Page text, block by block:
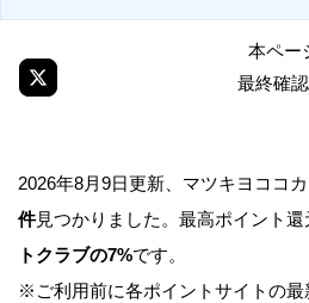
本ペー
最終確
2026年8月9日更新、マツキヨココ
件見つかりました。最高ポイント還
トクラブの7%です。
※ご利用前に各ポイントサイトの最